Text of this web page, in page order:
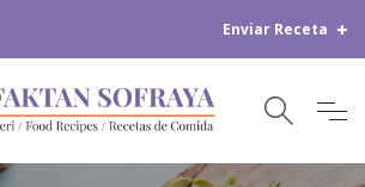
Enviar Receta